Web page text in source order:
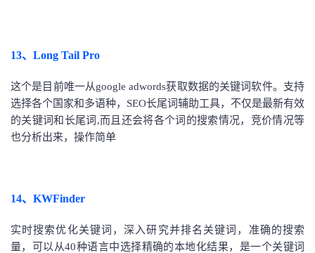
13、Long Tail Pro
这个是目前唯一从google adwords获取数据的关键词软件。支持
选择各个国家和多语种，SEO长尾词辅助工具，不仅是最新有效
的关键词和长尾词,而且还会将各个词的搜索情况，竞价情况等
也分析出来，操作简单
14、KWFinder
实时搜索优化关键词，深入研究并排名关键词，准确的搜索
量，可以从40种语言中选择精确的本地化结果，是一个关键词